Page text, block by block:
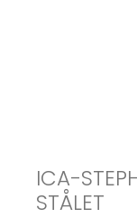
ICA-
STÅLET